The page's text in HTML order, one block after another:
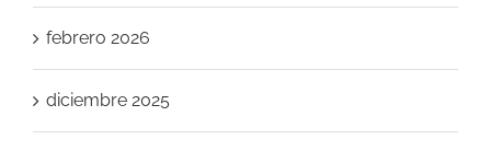
febrero 2026
diciembre 2025